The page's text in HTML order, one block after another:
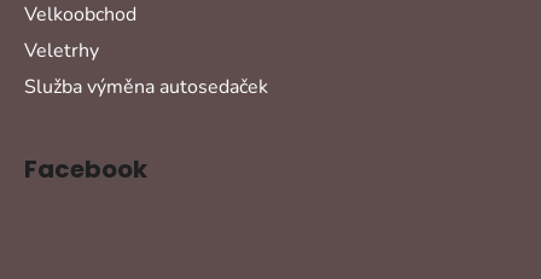
Velkoobchod
Veletrhy
Služba výměna autosedaček
Facebook